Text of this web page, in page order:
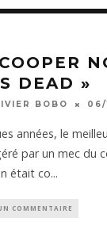
DEAD »
BOBO 06/
années, le
par un mec du
était co...
COMMENTAIRE